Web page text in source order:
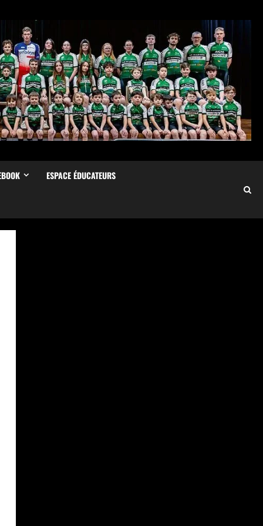
ESPACE ÉDUCATEURS